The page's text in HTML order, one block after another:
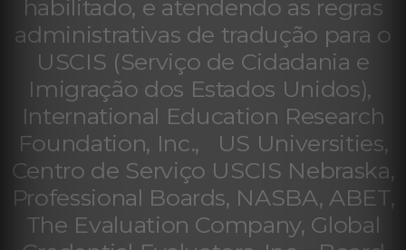
habilitado, e atendendo as regras
administrativas de tradução para o
USCIS (Serviço de Cidadania e
Imigração dos Estados Unidos),
International Education Research
Foundation, Inc., US Universities,
Centro de Serviço USCIS Nebraska,
Professional Boards, NASBA, ABET,
The Evaluation Company, Global